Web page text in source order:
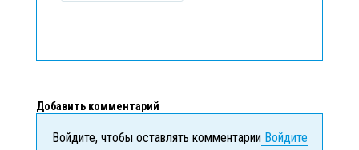
Добавить комментарий
Войдите, чтобы оставлять комментарииВойдите